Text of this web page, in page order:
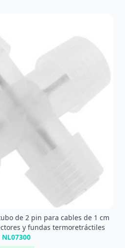
de 2 pin para cables de 1 cm
y fundas termoretráctiles
NL07300